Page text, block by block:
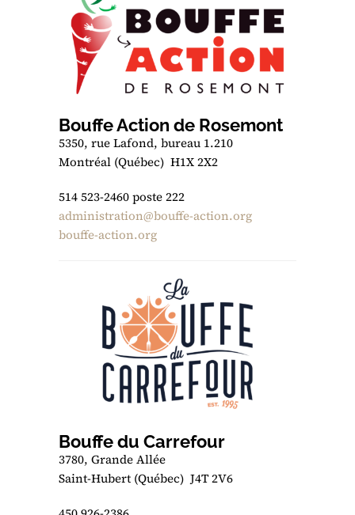
Bouffe Action de Rosemont
5350, rue Lafond, bureau 1.210
Montréal (Québec) H1X 2X2
514 523-2460 poste 222
administration@bouffe-action.org
bouffe-action.org
Bouffe du Carrefour
3780, Grande Allée
Saint-Hubert (Québec) J4T 2V6